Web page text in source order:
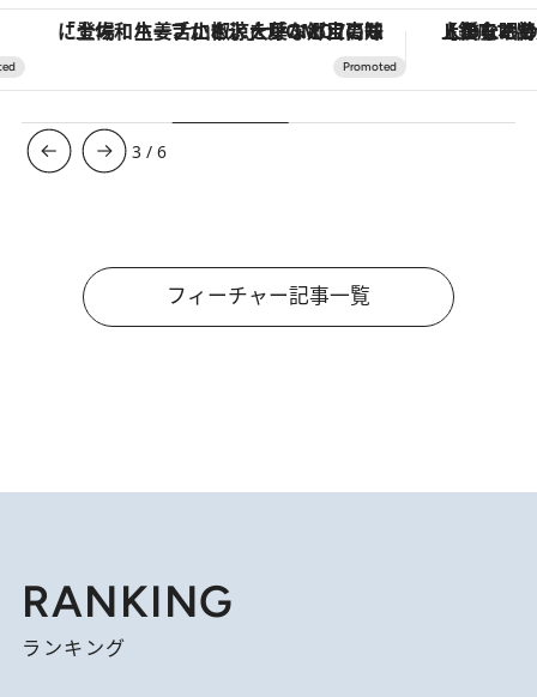
「土佐和ハーブかき氷」がOMO7高知に登場！生姜、山椒、大葉など目にも舌にも涼を呼ぶ郷土の味 【銀座で出合う最旬美容】美髪ケアや上
3 /6
フィーチャー記事一覧
RANKING
ランキング